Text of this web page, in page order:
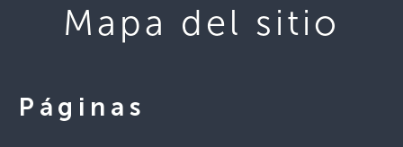
Mapa del sitio
Páginas